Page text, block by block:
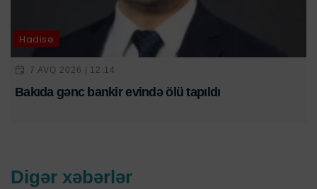
Hadisə
7 AVQ 2026 | 12:14
Bakıda gənc bankir evində ölü tapıldı
Digər xəbərlər